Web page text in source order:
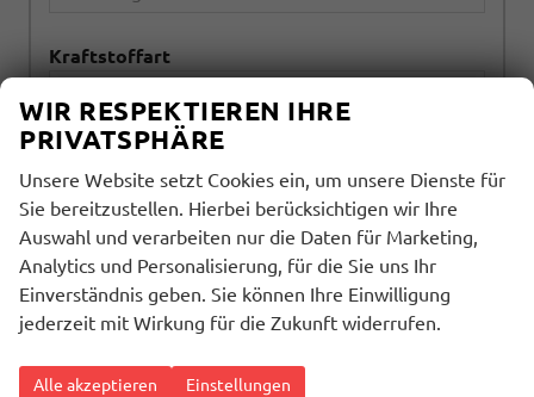
Kraftstoffart
Getriebeart
alles ausgewählt
Ergebnisse anzeigen
zurücksetzen
WIR RESPEKTIEREN IHRE
PRIVATSPHÄRE
Unsere Website setzt Cookies ein, um unsere Dienste für
Sie bereitzustellen. Hierbei berücksichtigen wir Ihre
Auswahl und verarbeiten nur die Daten für Marketing,
Analytics und Personalisierung, für die Sie uns Ihr
Einverständnis geben. Sie können Ihre Einwilligung
jederzeit mit Wirkung für die Zukunft widerrufen.
Alle akzeptieren Einstellungen